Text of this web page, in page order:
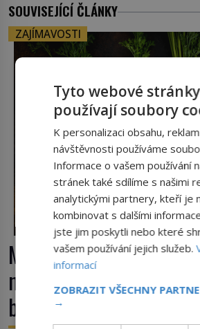
SOUVISEJÍCÍ ČLÁNKY
ZAJÍMAVOSTI
Mrkev není jen oranžová.
neuvěřitelný příběh
barvou
Tyto webové stránky
používají soubory
K personalizaci obsahu,
návštěvnosti používáme
Informace o vašem používání
stránek také sdílíme s našimi
analytickými partnery, kteří je
kombinovat s dalšími
jste jim poskytli nebo které
vašem používání jejich služeb.
informací
ZOBRAZIT VŠECHNY
→